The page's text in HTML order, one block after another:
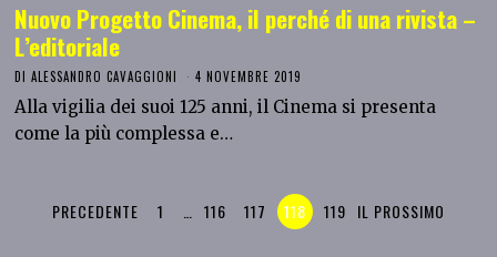
Nuovo Progetto Cinema, il perché di una rivista –
L’editoriale
DIALESSANDRO CAVAGGIONI 4 NOVEMBRE 2019
Alla vigilia dei suoi 125 anni, il Cinema si presenta
come la più complessa e…
PRECEDENTE 1 116 117 118 119 IL PROSSIMO